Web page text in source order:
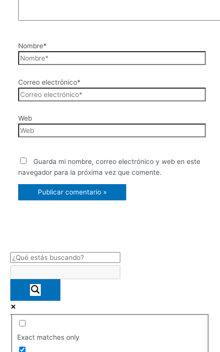
Nombre*
Correo electrónico*
Web
Guarda mi nombre, correo electrónico y web en este
navegador para la próxima vez que comente.
Exact matches only